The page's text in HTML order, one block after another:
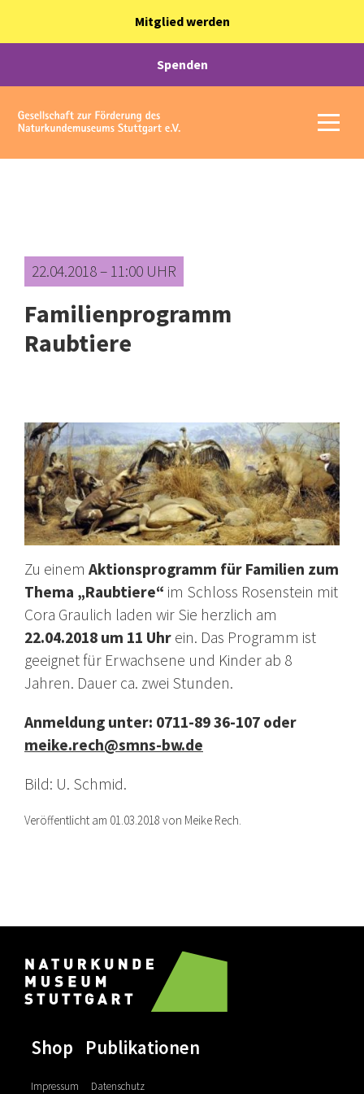
Mitglied werden
Spenden
22.04.2018 – 11:00 UHR
Familienprogramm
Raubtiere
Zu einem Aktionsprogramm für Familien zum
Thema „Raubtiere“ im Schloss Rosenstein mit
Cora Graulich laden wir Sie herzlich am
22.04.2018 um 11 Uhr ein. Das Programm ist
geeignet für Erwachsene und Kinder ab 8
Jahren. Dauer ca. zwei Stunden.
Anmeldung unter: 0711-89 36-107 oder
meike.rech@smns-bw.de
Bild: U. Schmid.
Veröffentlicht am 01.03.2018 von Meike Rech.
Shop Publikationen
Impressum Datenschutz